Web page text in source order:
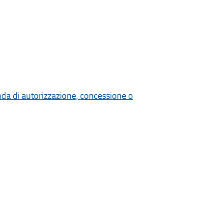
di autorizzazione, concessione o